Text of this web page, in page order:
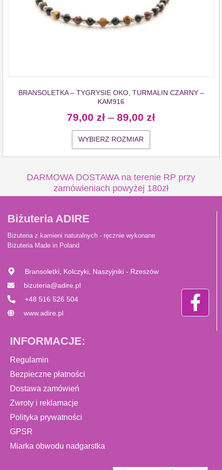
BRANSOLETKA – TYGRYSIE OKO, TURMALIN CZARNY –
KAM916
79,00 zł – 89,00 zł
WYBIERZ ROZMIAR
DARMOWA DOSTAWA na terenie RP przy
zamówieniach powyżej 180zł
Biżuteria ADIRE
Biżuteria z kamieni naturalnych - ręcznie wykonane
Biżuteria Made in Poland
Bransoletki, Kolczyki, Naszyjniki - Rzeszów
bizuteria@adire.pl
+48 516 526 504
www.adire.pl
INFORMACJE:
Regulamin
Bezpieczne płatności
Dostawa zamówień
Zwroty i reklamacje
Polityka prywatności
GPSR
Miarka obwodu nadgarstka